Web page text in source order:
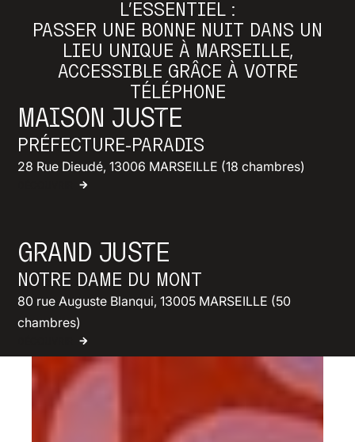
L’ESSENTIEL :
PASSER UNE BONNE NUIT DANS UN
LIEU UNIQUE À MARSEILLE,
ACCESSIBLE GRÂCE À VOTRE
TÉLÉPHONE
MAISON JUSTE
PRÉFECTURE-PARADIS
28 Rue Dieudé, 13006 MARSEILLE (18 chambres)
GRAND JUSTE
NOTRE DAME DU MONT
80 rue Auguste Blanqui, 13005 MARSEILLE (50
chambres)